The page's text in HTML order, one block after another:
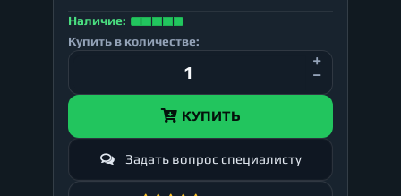
Наличие:
Купить в количестве:
КУПИТЬ
Задать вопрос специалисту